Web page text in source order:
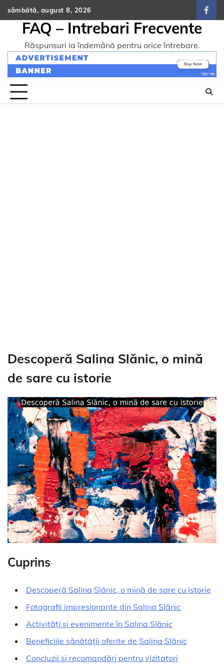
Skip
to
content
sâmbătă, august 8, 2026
FAQ – Intrebari Frecvente
Răspunsuri la îndemână pentru orice întrebare.
Descoperă Salina Slănic, o mină
de sare cu istorie
Cuprins
Descoperă Salina Slănic, o mină de sare cu istorie
Fotografii impresionante din Salina Slănic
Activități și evenimente în Salina Slănic
Beneficiile sănătății oferite de Salina Slănic
Concluzii și recomandări pentru vizitatori